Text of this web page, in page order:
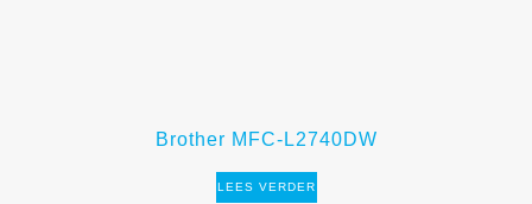
Brother MFC-L2740DW
LEES VERDER